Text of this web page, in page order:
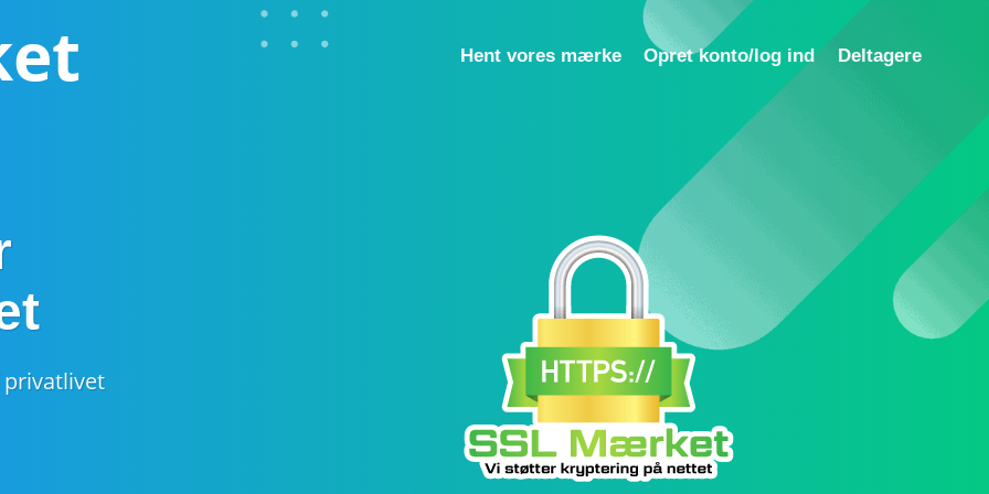
Hent vores mærke Opret konto/log ind Deltagere